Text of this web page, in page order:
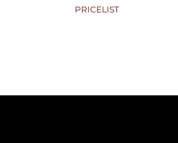
PRICELIST